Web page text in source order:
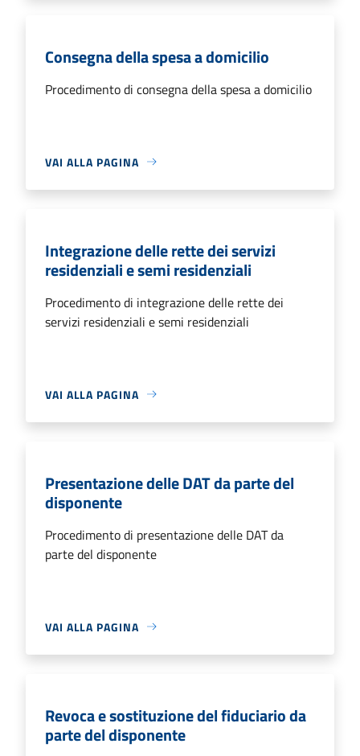
Consegna della spesa a domicilio
Procedimento di consegna della spesa a domicilio
VAI ALLA PAGINA
Integrazione delle rette dei servizi
residenziali e semi residenziali
Procedimento di integrazione delle rette dei
servizi residenziali e semi residenziali
VAI ALLA PAGINA
Presentazione delle DAT da parte del
disponente
Procedimento di presentazione delle DAT da
parte del disponente
VAI ALLA PAGINA
Revoca e sostituzione del fiduciario da
parte del disponente